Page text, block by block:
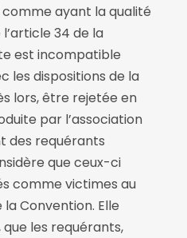
ayant la qualité
34 de la
est incompatible
les dispositions de la
lors, être rejetée en
par l’association
des requérants
que ceux-ci
comme victimes au
Convention. Elle
les requérants,